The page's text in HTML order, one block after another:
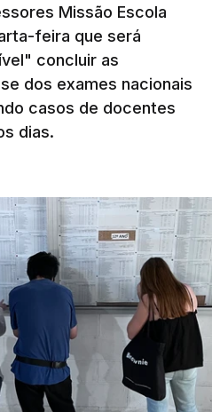
Missão Escola
feira que será
concluir as
dos exames nacionais
casos de docentes
dias.